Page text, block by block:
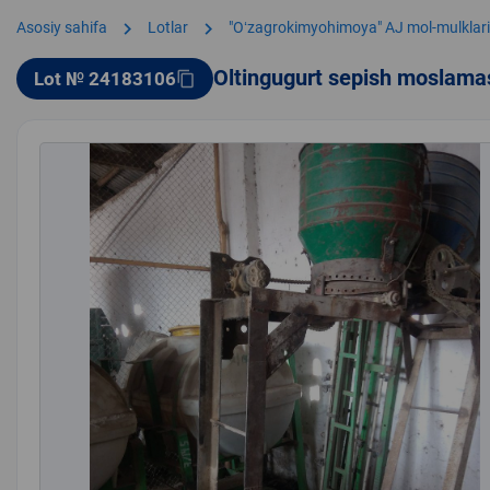
Asosiy sahifa chevron_right Lotlar chevron_right "Oʻzagrokimyohimoya" AJ mol-mulklari
Lot № 24183106content_copy Oltingugurt sepish